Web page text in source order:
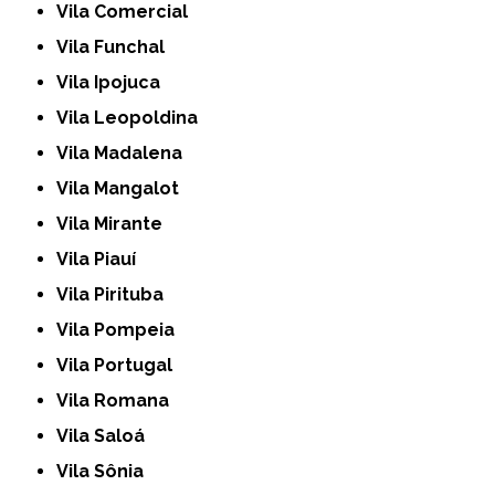
Vila Comercial
Vila Funchal
Vila Ipojuca
Vila Leopoldina
Vila Madalena
Vila Mangalot
Vila Mirante
Vila Piauí
Vila Pirituba
Vila Pompeia
Vila Portugal
Vila Romana
Vila Saloá
Vila Sônia